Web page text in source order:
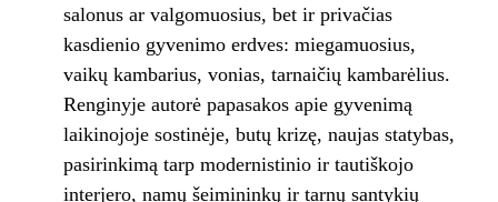
salonus ar valgomuosius, bet ir privačias
kasdienio gyvenimo erdves: miegamuosius,
vaikų kambarius, vonias, tarnaičių kambarėlius.
Renginyje autorė papasakos apie gyvenimą
laikinojoje sostinėje, butų krizę, naujas statybas,
pasirinkimą tarp modernistinio ir tautiškojo
interjero, namų šeimininkų ir tarnų santykių